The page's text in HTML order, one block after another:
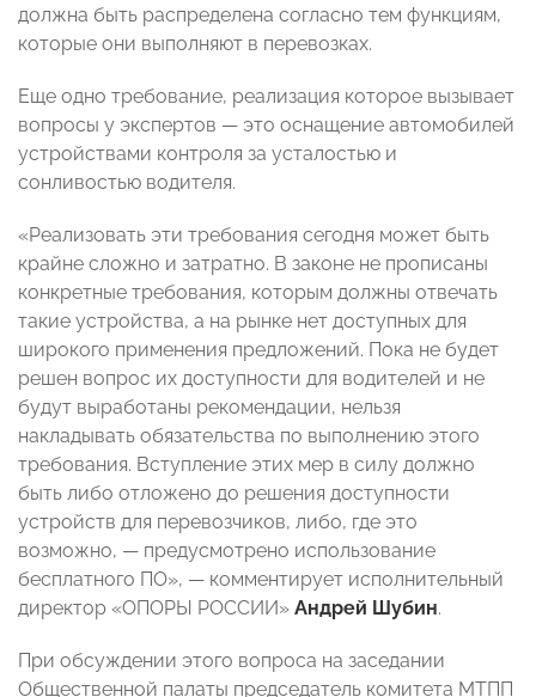
должна быть распределена согласно тем функциям,
которые они выполняют в перевозках.
Еще одно требование, реализация которое вызывает
вопросы у экспертов — это оснащение автомобилей
устройствами контроля за усталостью и
сонливостью водителя.
«Реализовать эти требования сегодня может быть
крайне сложно и затратно. В законе не прописаны
конкретные требования, которым должны отвечать
такие устройства, а на рынке нет доступных для
широкого применения предложений. Пока не будет
решен вопрос их доступности для водителей и не
будут выработаны рекомендации, нельзя
накладывать обязательства по выполнению этого
требования. Вступление этих мер в силу должно
быть либо отложено до решения доступности
устройств для перевозчиков, либо, где это
возможно, — предусмотрено использование
бесплатного ПО», — комментирует исполнительный
директор «ОПОРЫ РОССИИ» Андрей Шубин.
При обсуждении этого вопроса на заседании
Общественной палаты председатель комитета МТПП